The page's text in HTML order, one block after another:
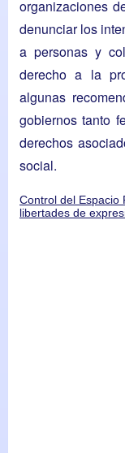
organizaciones
denunciar los
a personas y
derecho a la
algunas
gobiernos tanto
derechos
social.
Control del Espacio
libertades de